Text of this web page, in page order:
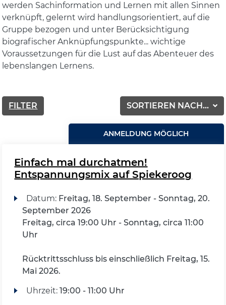
werden Sachinformation und Lernen mit allen Sinnen
verknüpft, gelernt wird handlungsorientiert, auf die
Gruppe bezogen und unter Berücksichtigung
biografischer Anknüpfungspunkte... wichtige
Voraussetzungen für die Lust auf das Abenteuer des
lebenslangen Lernens.
SORTIEREN NACH...
FILTER
ANMELDUNG MÖGLICH
Einfach mal durchatmen!
Entspannungsmix auf Spiekeroog
Datum: Freitag, 18. September - Sonntag, 20.
September 2026
Freitag, circa 19:00 Uhr - Sonntag, circa 11:00
Uhr
Rücktrittsschluss bis einschließlich Freitag, 15.
Mai 2026.
Uhrzeit: 19:00 - 11:00 Uhr